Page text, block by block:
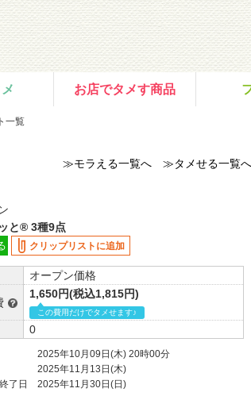
お店でタメす商品
一覧
≫モラえる一覧へ ≫タメせる一覧へ
と® 3種9点
クリップリストに追加
オープン価格
1,650円(税込1,815円)
この費用だけでタメせます♪
0
2025年10月09日(木) 20時00分
2025年11月13日(木)
了日
2025年11月30日(日)